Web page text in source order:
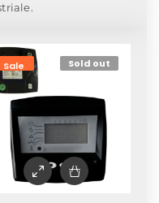
Sale Sold out